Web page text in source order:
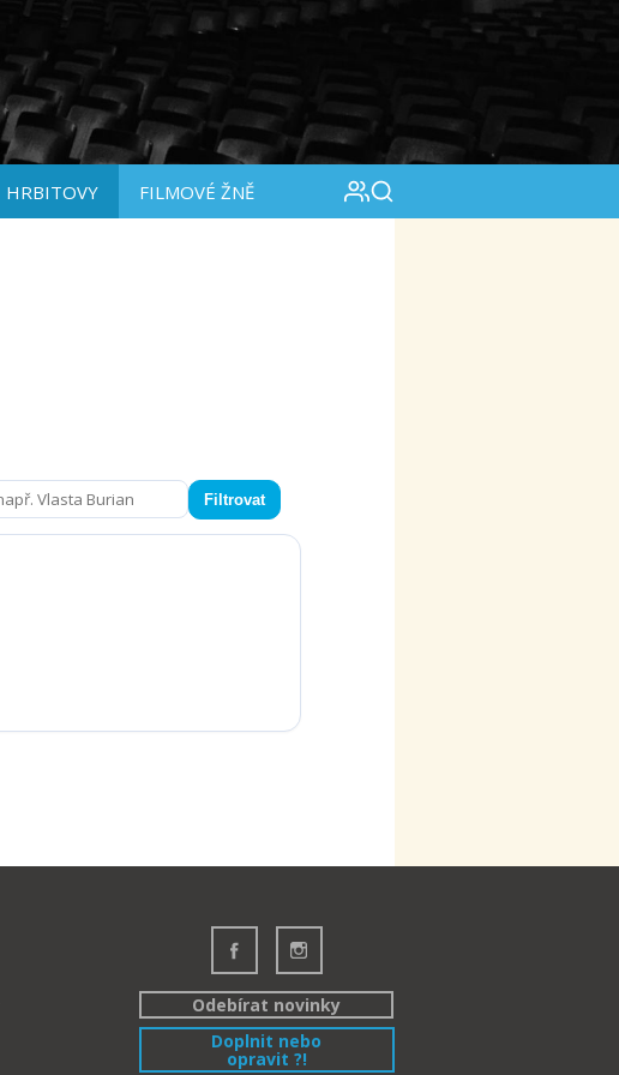
HRBITOVY FILMOVÉ ŽNĚ
Filtrovat
Odebírat novinky
Doplnit nebo
opravit ?!